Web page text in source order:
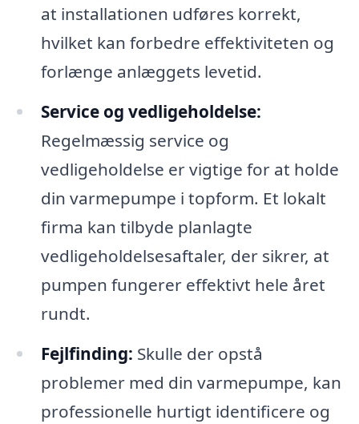
at installationen udføres korrekt,
hvilket kan forbedre effektiviteten og
forlænge anlæggets levetid.
Service og vedligeholdelse:
Regelmæssig service og
vedligeholdelse er vigtige for at holde
din varmepumpe i topform. Et lokalt
firma kan tilbyde planlagte
vedligeholdelsesaftaler, der sikrer, at
pumpen fungerer effektivt hele året
rundt.
Fejlfinding: Skulle der opstå
problemer med din varmepumpe, kan
professionelle hurtigt identificere og